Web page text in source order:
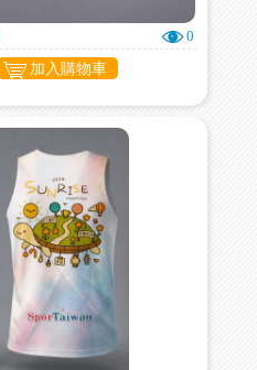
0
加入購物車